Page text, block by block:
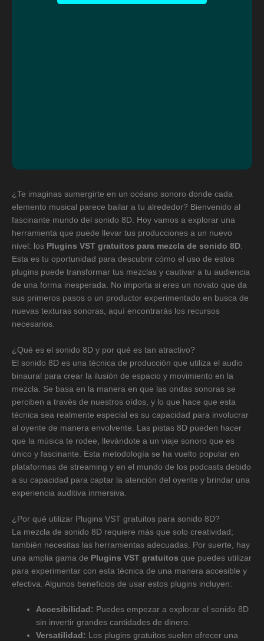
¿Te imaginas sumergirte en un océano sonoro donde cada
elemento musical parece bailar a tu alrededor? Bienvenido al
fascinante mundo del sonido 8D. Hoy vamos a explorar una
herramienta que puede llevar tus producciones a un nuevo
nivel: los Plugins VST gratuitos para mezcla de sonido 8D
Esta es tu oportunidad para descubrir cómo el uso de estos
plugins puede transformar tus mezclas y cautivar a tu audiencia
de una forma inesperada. No importa si eres un novato que da
sus primeros pasos o un productor experimentado en busca de
nuevas texturas sonoras, aquí encontrarás los recursos
necesarios.
¿Qué es el sonido 8D y por qué es tan atractivo?
El sonido 8D es una técnica de producción que utiliza el audio
binaural para crear la ilusión de espacio y movimiento en la
mezcla. Se basa en la manera en que las ondas sonoras se
perciben a través de nuestros oídos, y lo que hace que esta
técnica sea realmente especial es su capacidad para involucrar
al oyente de manera envolvente. Las pistas 8D pueden hacer
que la música te rodee, llevándote a un viaje sonoro que es
único y fascinante. Esta metodología se ha vuelto popular en
plataformas de streaming y en el mundo de los podcasts debido
a su capacidad para captar la atención del oyente y brindar una
experiencia auditiva inmersiva.
¿Por qué utilizar Plugins VST gratuitos para sonido 8D?
La mezcla de sonido 8D requiere más que solo creatividad;
también necesitas las herramientas adecuadas. Por suerte, hay
una amplia gama de Plugins VST gratuitos que puedes utilizar
para experimentar con esta técnica de una manera accesible y
efectiva. Algunos beneficios de usar estos plugins incluyen:
Accesibilidad: Puedes empezar a explorar el sonido 8D
sin invertir grandes cantidades de dinero.
Versatilidad: Los plugins gratuitos suelen ofrecer una